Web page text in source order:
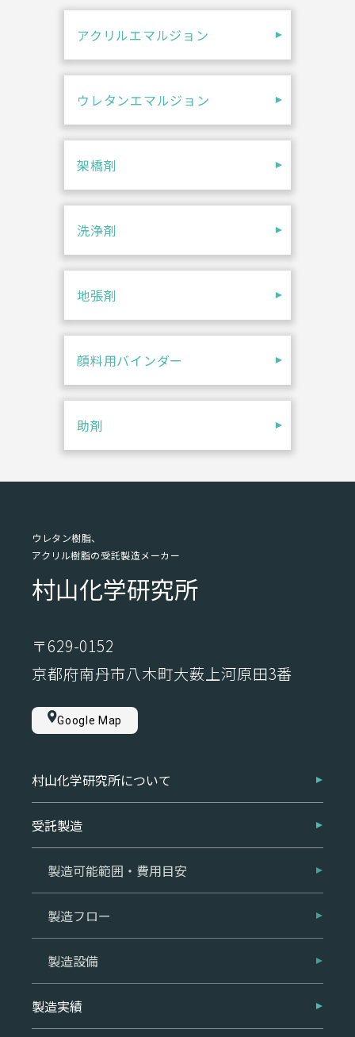
アクリルエマルジョン
ウレタンエマルジョン
架橋剤
洗浄剤
地張剤
顔料用バインダー
助剤
ウレタン樹脂、
アクリル樹脂の受託製造メーカー
村山化学研究所
〒629-0152
京都府南丹市八木町大薮上河原田3番
Google Map
村山化学研究所について
受託製造
製造可能範囲・費用目安
製造フロー
製造設備
製造実績